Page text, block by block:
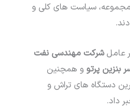
مجموعه، سیاست های کلی و
عاملشرکت مهندسی نفت
بنزینپرتوو همچنین
دستگاه های تراش و
داد.